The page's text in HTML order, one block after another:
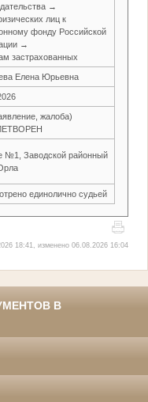
→
лиц к
фонду Российской
→
застрахованных
Елена Юрьевна
жалоба)
№1, Заводской районный
единолично судьей
18:41, изменено 06.08.2026 16:04
В